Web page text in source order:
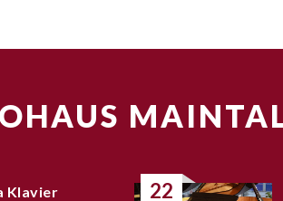
Klavier
22